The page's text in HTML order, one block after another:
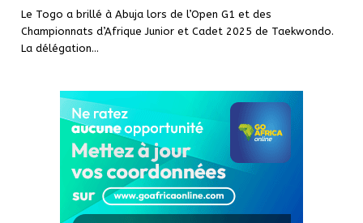
Le Togo a brillé à Abuja lors de l’Open G1 et des
Championnats d’Afrique Junior et Cadet 2025 de Taekwondo.
La délégation…